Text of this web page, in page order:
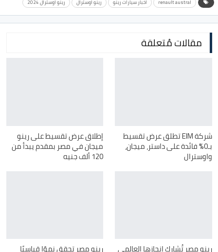
renault austral اخبار سيارات رينو رينو اوسترال رينو اوسترال 2024
مقالات مُتعلقة
شركة EIM تطلق عرض تقسيط
بـ0% فائدة على داستر، ميجان،
واوسترال
إطلاق عرض تقسيط على رينو
ميجان في مصر بمقدم يبدأ من
120 ألف جنيه
رينو مصر تُشارك إنجازها العالمي رينو مصر تحقق نموًا قياسيًا